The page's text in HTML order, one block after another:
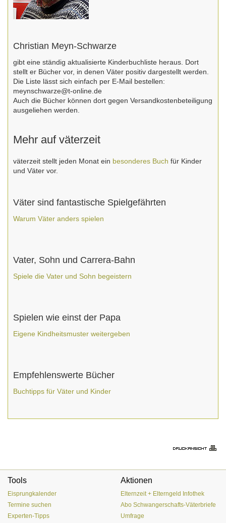
Christian Meyn-Schwarze
gibt eine ständig aktualisierte Kinderbuchliste heraus. Dort
stellt er Bücher vor, in denen Väter positiv dargestellt werden.
Die Liste lässt sich einfach per E-Mail bestellen:
meynschwarze@t-online.de
Auch die Bücher können dort gegen Versandkostenbeteiligung
ausgeliehen werden.
Mehr auf väterzeit
väterzeit stellt jeden Monat ein besonderes Buch für Kinder
und Väter vor.
Väter sind fantastische Spielgefährten
Warum Väter anders spielen
Vater, Sohn und Carrera-Bahn
Spiele die Vater und Sohn begeistern
Spielen wie einst der Papa
Eigene Kindheitsmuster weitergeben
Empfehlenswerte Bücher
Buchtipps für Väter und Kinder
Tools
Eisprungkalender
Termine suchen
Experten-Tipps
Aktionen
Elternzeit + Elterngeld Infothek
Abo Schwangerschafts-Väterbriefe
Umfrage